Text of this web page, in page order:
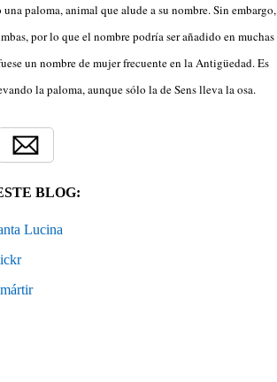
paloma, animal que alude a su nombre. Sin embargo,
por lo que el nombre podría ser añadido en muchas
un nombre de mujer frecuente en la Antigüedad. Es
la paloma, aunque sólo la de Sens lleva la osa.
BLOG:
Lucina